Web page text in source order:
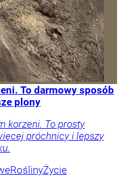
To darmowy sposób
plony
korzeni. To prosty
próchnicy i lepszy
RoślinyŻycie